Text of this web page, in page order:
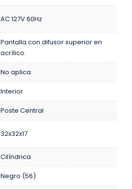
AC 127V 60Hz
Pantalla con difusor superior en
acrílico.
No aplica
Interior
Poste Central
32x32x17
Cilíndrica
Negro (56)